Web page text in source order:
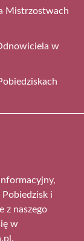
Mistrzostwach
w
i
z naszego
w